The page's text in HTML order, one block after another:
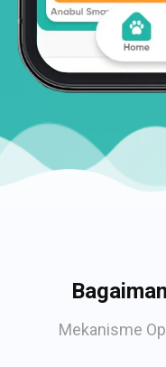
Mekanisme